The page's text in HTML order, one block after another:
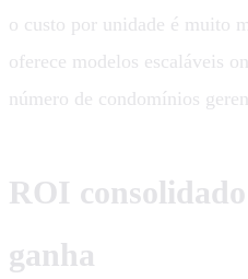
o custo por unidade é muito
oferece modelos escaláveis
número de condomínios
ROI
ganha